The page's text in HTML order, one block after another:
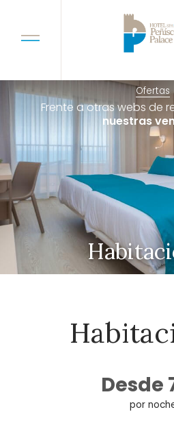
Ofertas
Frente a otras webs de
nuestras
Desde
por